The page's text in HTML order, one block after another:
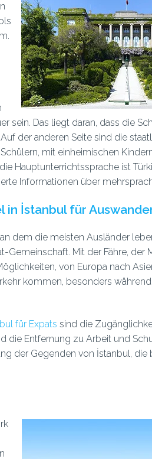
sein. Das liegt daran, dass die
der anderen Seite sind die
mit einheimischen
Hauptunterrichtssprache ist
Informationen über
in İstanbul für
dem die meisten Ausländer
Gemeinschaft. Mit der Fähre, der
von Europa nach
kommen, besonders
für Expats sind die
die Entfernung zu Arbeit und
der Gegenden von İstanbul, die